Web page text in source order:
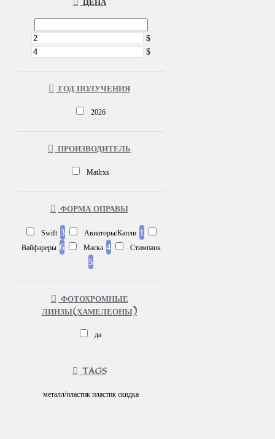
$
$
ГОД ПОЛУЧЕНИЯ
2026
ПРОИЗВОДИТЕЛЬ
Matlrxs
ФОРМА ОПРАВЫ
Swift 3 Авиаторы/Капли 1
Вайфареры 6 Маска 4 Стимпанк
5
ФОТОХРОМНЫЕ
ЛИНЗЫ(ХАМЕЛЕОНЫ)
да
TAGS
металл/пластик пластик скидка